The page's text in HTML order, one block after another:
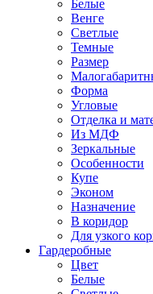
Белые
Венге
Светлые
Темные
Размер
Форма
Угловые
Отделка и
Из МДФ
Зеркальные
Особенности
Купе
Эконом
Назначение
В коридор
Для узкого
Гардеробные
Цвет
Белые